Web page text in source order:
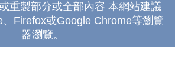
重製部分或全部內容 本網站建議
、Firefox或Google Chrome等瀏覽
器瀏覽。